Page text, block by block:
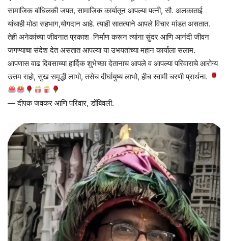
सामाजिक बांधिलकी जपत, सामाजिक कार्यातून आपल्या पत्नी, सौ. अलकाताई
यांचाही मोठा सहभाग,योगदान आहे. त्याही सातत्याने आपले विचार मांडत असतात.
तेही अनेकांच्या जीवनात प्रकाश निर्माण करून त्यांना सुंदर आणि आनंदी जीवन
जगण्याचा संदेश देत असतात आपल्या या उभयतांच्या महान कार्याला सलाम.
आपणास वाढ दिवसाच्या हार्दिक शुभेच्छा देतानाच आपले व आपल्या परिवाराचे आरोग्य
उत्तम राहो, सुख समृद्धी लाभो, तसेच दीर्घायुष्य लाभो, हीच स्वामी चरणी प्रार्थना.
— दीपक जवकर आणि परिवार, डोंबिवली.